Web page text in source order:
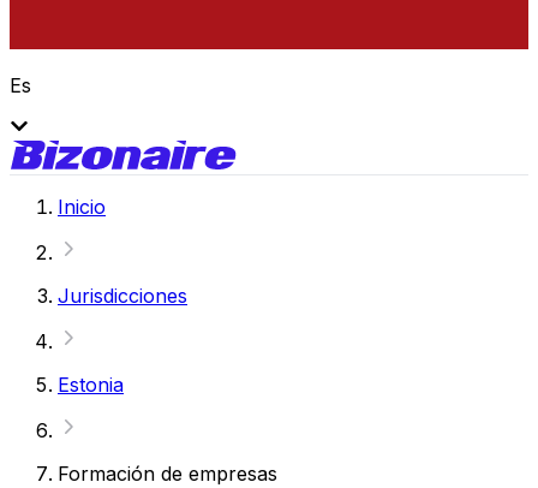
Es
Inicio
Jurisdicciones
Estonia
Formación de empresas